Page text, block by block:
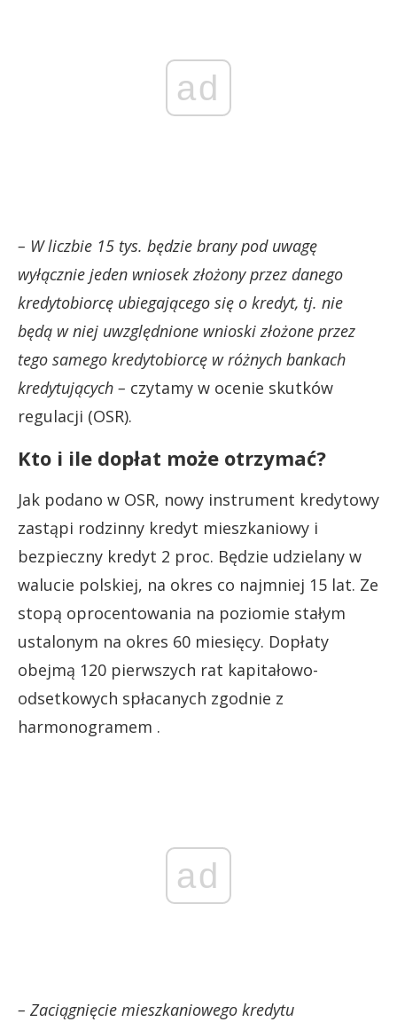
ad
– W liczbie 15 tys. będzie brany pod uwagę
wyłącznie jeden wniosek złożony przez danego
kredytobiorcę ubiegającego się o kredyt, tj. nie
będą w niej uwzględnione wnioski złożone przez
tego samego kredytobiorcę w różnych bankach
kredytujących – czytamy w ocenie skutków
regulacji (OSR).
Kto i ile dopłat może otrzymać?
Jak podano w OSR, nowy instrument kredytowy
zastąpi rodzinny kredyt mieszkaniowy i
bezpieczny kredyt 2 proc. Będzie udzielany w
walucie polskiej, na okres co najmniej 15 lat. Ze
stopą oprocentowania na poziomie stałym
ustalonym na okres 60 miesięcy. Dopłaty
obejmą 120 pierwszych rat kapitałowo-
odsetkowych spłacanych zgodnie z
harmonogramem .
ad
– Zaciągnięcie mieszkaniowego kredytu